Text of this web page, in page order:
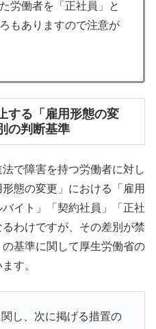
労働者を「正社員」と
もありますので注意が
する「雇用形態の変
の判断基準
で障害を持つ労働者に対し
態の変更」における「雇用
イト」「契約社員」「正社
わけですが、その差別が禁
基準に関して厚生労働省の
す。
し、次に掲げる措置の